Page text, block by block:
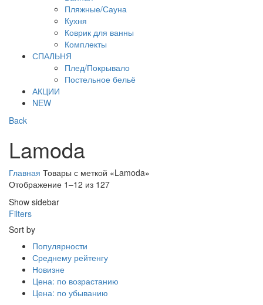
Пляжные/Сауна
Кухня
Коврик для ванны
Комплекты
СПАЛЬНЯ
Плед/Покрывало
Постельное бельё
АКЦИИ
NEW
Back
Lamoda
Главная Товары с меткой «Lamoda»
Отображение 1–12 из 127Сортировка:
Show sidebar
Filters
Sort by
Популярности
Среднему рейтенгу
Новизне
Цена: по возрастанию
Цена: по убыванию